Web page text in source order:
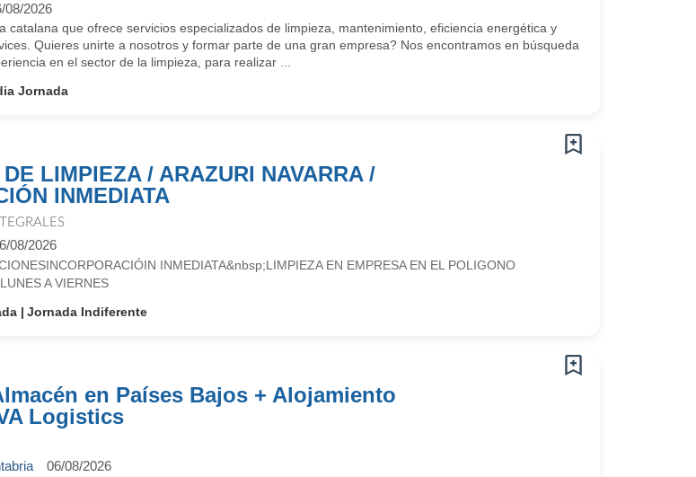
08/2026
catalana que ofrece servicios especializados de limpieza, mantenimiento, eficiencia energética y
Quieres unirte a nosotros y formar parte de una gran empresa? Nos encontramos en búsqueda
en el sector de la limpieza, para realizar ...
Jornada
LIMPIEZA / ARAZURI NAVARRA /
INMEDIATA
08/2026
INMEDIATA&nbsp;LIMPIEZA EN EMPRESA EN EL POLIGONO
A VIERNES
Jornada Indiferente
en Países Bajos + Alojamiento
Logistics
06/08/2026